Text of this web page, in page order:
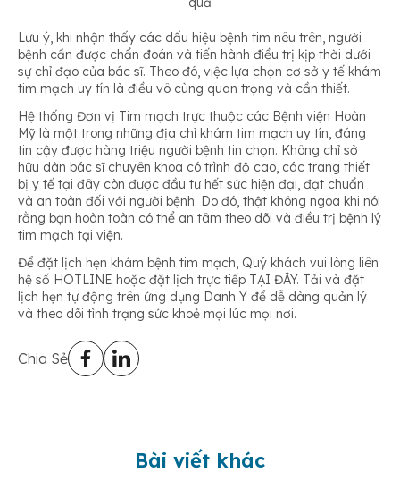
Lưu ý, khi nhận thấy các dấu hiệu bệnh tim nêu trên, người
bệnh cần được chẩn đoán và tiến hành điều trị kịp thời dưới
sự chỉ đạo của bác sĩ. Theo đó, việc lựa chọn cơ sở y tế khám
tim mạch uy tín là điều vô cùng quan trọng và cần thiết.
Hệ thống Đơn vị Tim mạch trực thuộc các Bệnh viện Hoàn
Mỹ là một trong những địa chỉ khám tim mạch uy tín, đáng
tin cậy được hàng triệu người bệnh tin chọn. Không chỉ sở
hữu dàn bác sĩ chuyên khoa có trình độ cao, các trang thiết
bị y tế tại đây còn được đầu tư hết sức hiện đại, đạt chuẩn
và an toàn đối với người bệnh. Do đó, thật không ngoa khi nói
rằng bạn hoàn toàn có thể an tâm theo dõi và điều trị bệnh lý
tim mạch tại viện.
Để đặt lịch hẹn khám bệnh tim mạch, Quý khách vui lòng liên
hệ số HOTLINE hoặc đặt lịch trực tiếp TẠI ĐÂY. Tải và đặt
lịch hẹn tự động trên ứng dụng Danh Y để dễ dàng quản lý
và theo dõi tình trạng sức khoẻ mọi lúc mọi nơi.
Chia Sẻ
Bài viết khác